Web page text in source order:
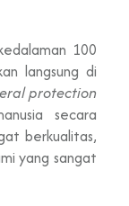
100
langsung di
protection
secara
berkualitas,
yang sangat